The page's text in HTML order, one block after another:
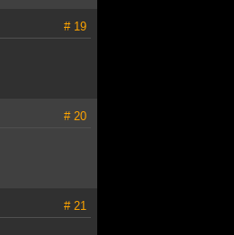
# 19
# 20
# 21